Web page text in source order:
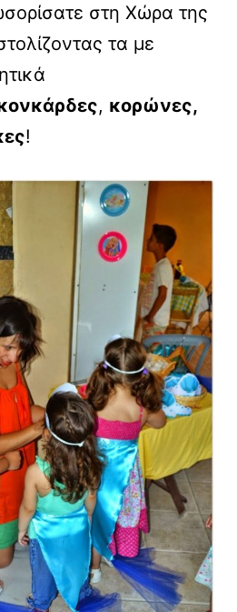
στη Χώρα της
τα με
, κορώνες,
!